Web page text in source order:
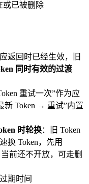
或已被删除
返回时已经生效，旧
同时有效的过渡
重试一次”作为应
Token → 重试”内置
时轮换：旧 Token
换 Token，先用
前还不开放，可走删
期时间